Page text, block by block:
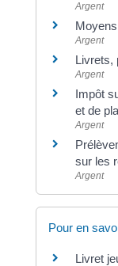
Argent
Argent
Livrets,
Argent
Impôt
et de
Argent
sur les
Argent
Pour en
Livret